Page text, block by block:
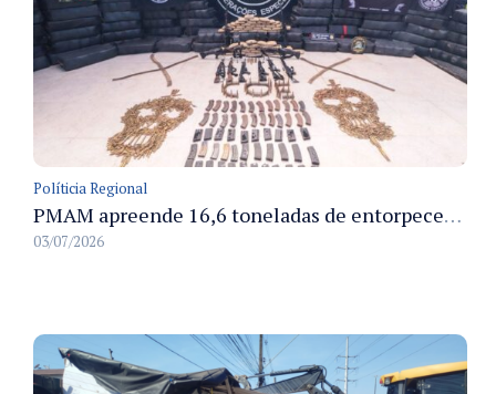
Políticia Regional
PMAM apreende 16,6 toneladas de entorpecentes e registra aumento nas prisões em flagrante e nas capturas de foragidos no primeiro semestre de 2026
03/07/2026